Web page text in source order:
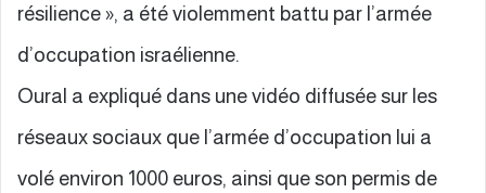
résilience », a été violemment battu par l’armée
d’occupation israélienne.
Oural a expliqué dans une vidéo diffusée sur les
réseaux sociaux que l’armée d’occupation lui a
volé environ 1000 euros, ainsi que son permis de